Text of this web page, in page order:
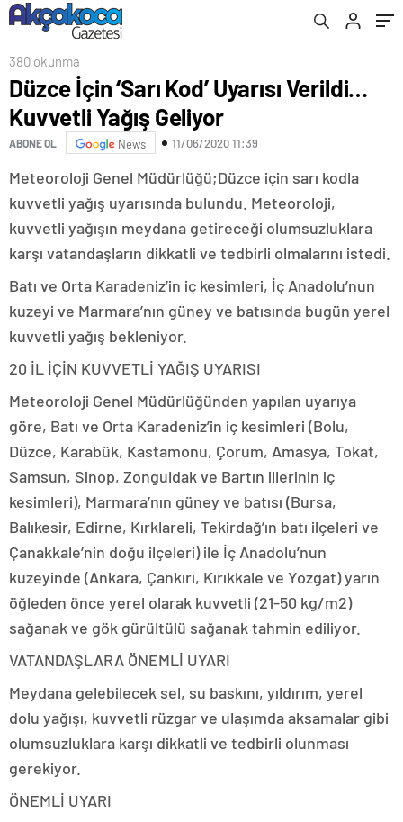
380 okunma
Düzce İçin ‘Sarı Kod’ Uyarısı Verildi…
Kuvvetli Yağış Geliyor
ABONE OL News 11/06/2020 11:39
Meteoroloji Genel Müdürlüğü;Düzce için sarı kodla
kuvvetli yağış uyarısında bulundu. Meteoroloji,
kuvvetli yağışın meydana getireceği olumsuzluklara
karşı vatandaşların dikkatli ve tedbirli olmalarını istedi.
Batı ve Orta Karadeniz’in iç kesimleri, İç Anadolu’nun
kuzeyi ve Marmara’nın güney ve batısında bugün yerel
kuvvetli yağış bekleniyor.
20 İL İÇİN KUVVETLİ YAĞIŞ UYARISI
Meteoroloji Genel Müdürlüğünden yapılan uyarıya
göre, Batı ve Orta Karadeniz’in iç kesimleri (Bolu,
Düzce, Karabük, Kastamonu, Çorum, Amasya, Tokat,
Samsun, Sinop, Zonguldak ve Bartın illerinin iç
kesimleri), Marmara’nın güney ve batısı (Bursa,
Balıkesir, Edirne, Kırklareli, Tekirdağ’ın batı ilçeleri ve
Çanakkale’nin doğu ilçeleri) ile İç Anadolu’nun
kuzeyinde (Ankara, Çankırı, Kırıkkale ve Yozgat) yarın
öğleden önce yerel olarak kuvvetli (21-50 kg/m2)
sağanak ve gök gürültülü sağanak tahmin ediliyor.
VATANDAŞLARA ÖNEMLİ UYARI
Meydana gelebilecek sel, su baskını, yıldırım, yerel
dolu yağışı, kuvvetli rüzgar ve ulaşımda aksamalar gibi
olumsuzluklara karşı dikkatli ve tedbirli olunması
gerekiyor.
ÖNEMLİ UYARI